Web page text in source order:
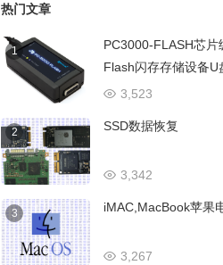
热门文章
1
PC3000-FLASH芯
Flash闪存存储设备U
级数据恢复设备
3,523
2 SSD数据恢复
3,342
3 iMAC,MacBook苹果
3,267